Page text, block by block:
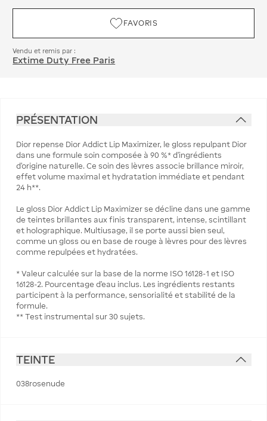
FAVORIS
Vendu et remis par :
Extime Duty Free Paris
PRÉSENTATION
Dior repense Dior Addict Lip Maximizer, le gloss repulpant Dior
dans une formule soin composée à 90 %* d'ingrédients
d'origine naturelle. Ce soin des lèvres associe brillance miroir,
effet volume maximal et hydratation immédiate et pendant
24 h**.
Le gloss Dior Addict Lip Maximizer se décline dans une gamme
de teintes brillantes aux finis transparent, intense, scintillant
et holographique. Multiusage, il se porte aussi bien seul,
comme un gloss ou en base de rouge à lèvres pour des lèvres
comme repulpées et hydratées.
* Valeur calculée sur la base de la norme ISO 16128-1 et ISO
16128-2. Pourcentage d’eau inclus. Les ingrédients restants
participent à la performance, sensorialité et stabilité de la
formule.
** Test instrumental sur 30 sujets.
TEINTE
038rosenude